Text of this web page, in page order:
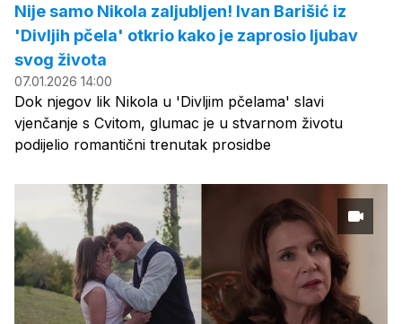
Nije samo Nikola zaljubljen! Ivan Barišić iz
'Divljih pčela' otkrio kako je zaprosio ljubav
svog života
07.01.2026 14:00
Dok njegov lik Nikola u 'Divljim pčelama' slavi
vjenčanje s Cvitom, glumac je u stvarnom životu
podijelio romantični trenutak prosidbe